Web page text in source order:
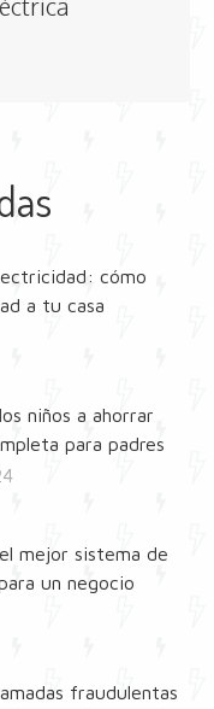
cómo
a tu casa
niños a ahorrar
para padres
mejor sistema de
un negocio
fraudulentas